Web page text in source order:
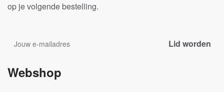
op je volgende bestelling.
Webshop